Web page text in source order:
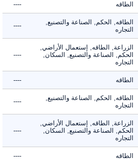
الطاقه ----
الطاقه, الحكم, الصناعة والتصنيع,
التجاره
----
الزراعة, الطاقه, إستعمال الأراضي,
الحكم, الصناعة والتصنيع, السكان,
التجاره
----
الطاقه ----
الطاقه, الحكم, الصناعة والتصنيع,
التجاره
----
الزراعة, الطاقه, إستعمال الأراضي,
الحكم, الصناعة والتصنيع, السكان,
التجاره
----
الطاقه ----